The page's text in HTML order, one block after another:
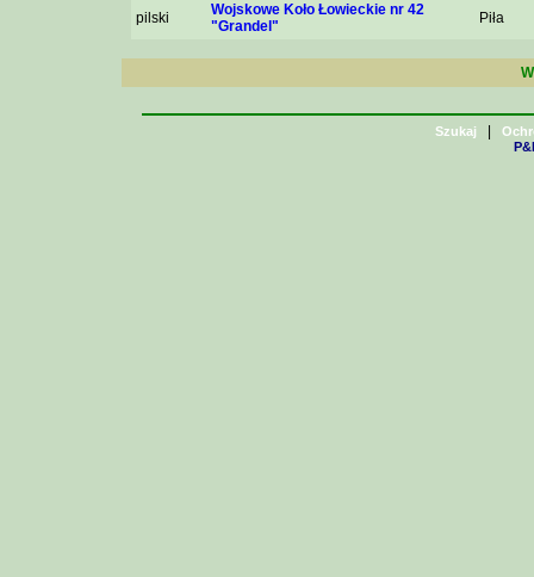
pilski
Wojskowe Koło Łowieckie nr 42
"Grandel"
Piła
Szukaj